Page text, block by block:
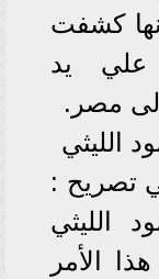
كشفت
علي يد
مصر.
الليثي
تصريح :
الليثي
الأمر